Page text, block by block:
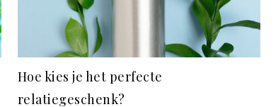
Hoe kies je het perfecte
relatiegeschenk?